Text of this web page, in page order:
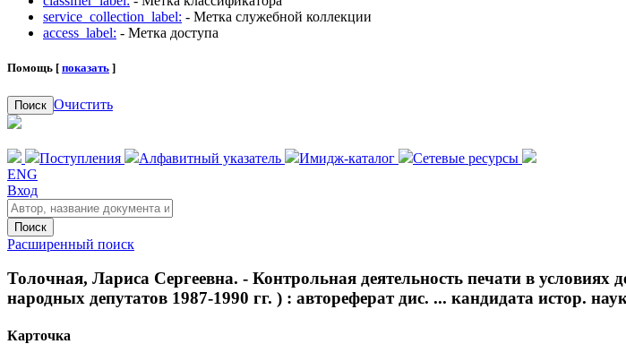
service_collection_label: - Метка служебной коллекции
access_label: - Метка доступа
Помощь [ показать ]
Поиск Очистить
Поступления Алфавитный указатель Имидж-каталог
Сетевые ресурсы
ENG
Вход
Поиск
Расширенный поиск
Толочная, Лариса Сергеевна. - Контрольная деятельность печати в
народных депутатов 1987-1990 гг. ) : автореферат дис. ... кандидата истор.
Карточка